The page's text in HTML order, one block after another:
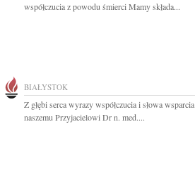
współczucia z powodu śmierci Mamy składa...
BIAŁYSTOK
Z głębi serca wyrazy współczucia i słowa wsparcia
naszemu Przyjacielowi Dr n. med....